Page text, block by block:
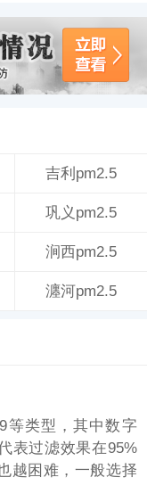
吉利pm2.5
巩义pm2.5
涧西pm2.5
瀍河pm2.5
等类型，其中数字
表过滤效果在95%
越困难，一般选择